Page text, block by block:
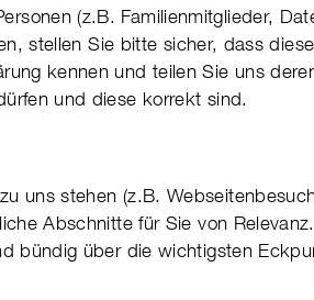
(z.B. Fami­lien­mit­glie­der,
stellen Sie bitte sicher, dass
ken­nen und teilen Sie uns
und diese korrekt sind.
uns stehen (z.B.
Abschnitte für Sie von Relevanz.
bündig über die wich­tigs­ten